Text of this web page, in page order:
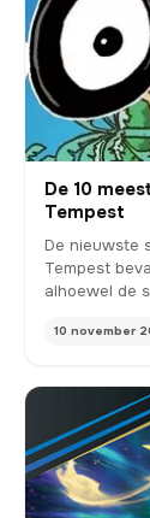
De 10
Tempest
De nieuwste
Tempest
alhoewel de
10 november